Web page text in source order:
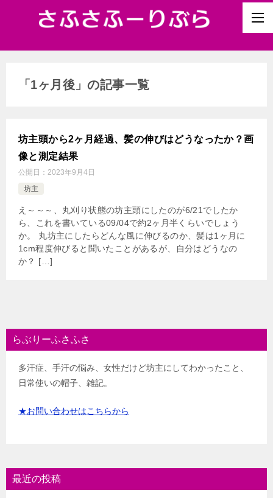
「1ヶ月後」の記事一覧
坊主頭から2ヶ月経過、髪の伸びはどうなったか？画
像と測定結果
公開日： 2023年9月4日
坊主
え～～～、丸刈り状態の坊主頭にしたのが6/21でしたか
ら、これを書いている09/04で約2ヶ月半くらいでしょう
か。 丸坊主にしたらどんな風に伸びるのか、髪は1ヶ月に
1cm程度伸びると聞いたことがあるが、自分はどうなの
か？ […]
らぶりーふさふさ
多汗症、手汗の悩み、女性だけど坊主にしてわかったこと、
日常使いの帽子、雑記。
★お問い合わせはこちらから
最近の投稿